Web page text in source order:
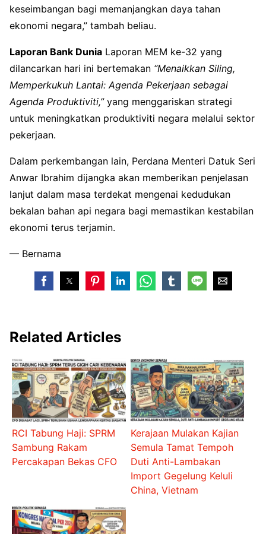
keseimbangan bagi memanjangkan daya tahan
ekonomi negara,” tambah beliau.
Laporan Bank Dunia Laporan MEM ke-32 yang
dilancarkan hari ini bertemakan “Menaikkan Siling,
Memperkukuh Lantai: Agenda Pekerjaan sebagai
Agenda Produktiviti,”yang menggariskan strategi
untuk meningkatkan produktiviti negara melalui sektor
pekerjaan.
Dalam perkembangan lain, Perdana Menteri Datuk Seri
Anwar Ibrahim dijangka akan memberikan penjelasan
lanjut dalam masa terdekat mengenai kedudukan
bekalan bahan api negara bagi memastikan kestabilan
ekonomi terus terjamin.
— Bernama
Related Articles
RCI Tabung Haji: SPRM
Sambung Rakam
Percakapan Bekas CFO
Kerajaan Mulakan Kajian
Semula Tamat Tempoh
Duti Anti-Lambakan
Import Gegelung Keluli
China, Vietnam